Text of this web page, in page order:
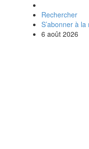
Rechercher
S’abonner à
6 août 2026